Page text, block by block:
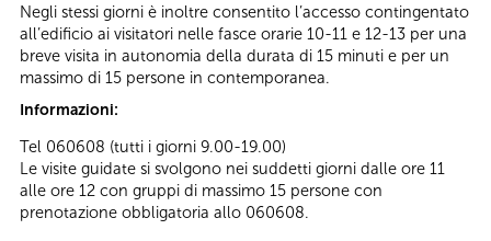
Negli stessi giorni è inoltre consentito l’accesso contingentato
all’edificio ai visitatori nelle fasce orarie 10-11 e 12-13 per una
breve visita in autonomia della durata di 15 minuti e per un
massimo di 15 persone in contemporanea.
Informazioni:
Tel 060608 (tutti i giorni 9.00-19.00)
Le visite guidate si svolgono nei suddetti giorni dalle ore 11
alle ore 12 con gruppi di massimo 15 persone con
prenotazione obbligatoria allo 060608.